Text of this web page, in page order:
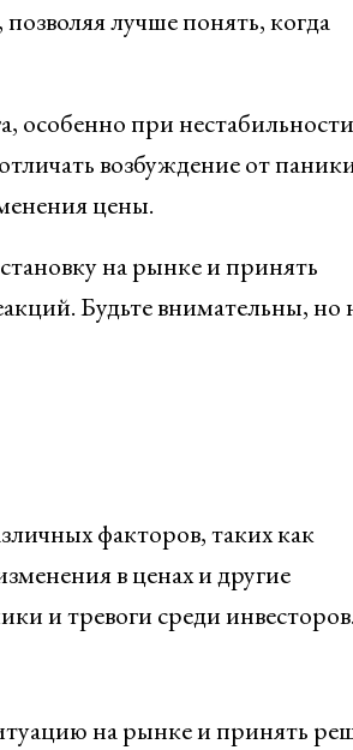
лучше понять, когда
особенно при
возбуждение от
цены.
на рынке и принять
Будьте внимательны, но
факторов, таких как
в ценах и другие
и тревоги среди
на рынке и принять